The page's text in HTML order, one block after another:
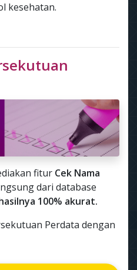
kesehatan.
fitur Cek Nama
dari database
100% akurat.
Perdata dengan